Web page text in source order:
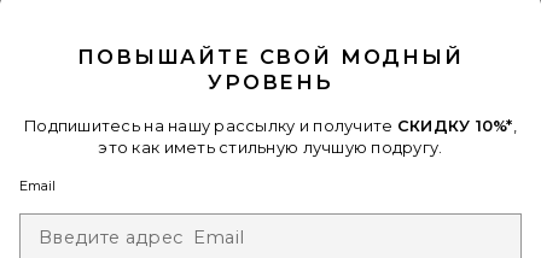
ПОВЫШАЙТЕ СВОЙ МОДНЫЙ
УРОВЕНЬ
Подпишитесь на нашу рассылку и получите СКИДКУ 10%*
это как иметь стильную лучшую подругу.
Email